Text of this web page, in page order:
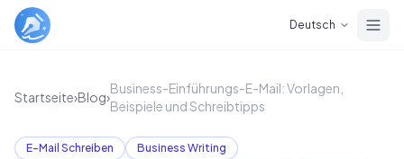
Deutsch
Startseite›Blog›
Business-Einführungs-E-Mail: Vorlagen,
Beispiele und Schreibtipps
E-Mail Schreiben
Business Writing